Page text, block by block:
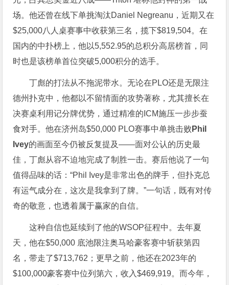
场。他还曾在线下单挑淘汰Daniel Negreanu，近期又在
$25,000八人桌赛事中收获第三名，揽下$819,504。在
国内的中扑榜上，他以5,552.95的总积分高居榜首，同
时也是该榜单首位突破5,000积分的选手。
丁彪的打法从不拖泥带水。无论在PLO还是无限注
德州扑克中，他都以不留情面的攻势著称，尤其擅长在
决赛桌利用记分牌优势，通过精准的ICM施压一步步蚕
食对手。他在济州岛$50,000 PLO赛事中单挑击败 Phil
Ivey的画面至今仍被反复提及——面对公认的历史最
佳，丁彪从容不迫地完成了制胜一击。赛后他说了一句
值得品味的话：“Phil Ivey是非常出色的牌手，但扑克总
有运气成分在，这次是我拿到了牌。”一句话，既有对传
奇的敬意，也透着属于赢家的自信。
这种自信也延续到了他的WSOP征程中。去年夏
天，他在$50,000 底池限注奥马哈豪客赛中斩获第四
名，带走了$713,762；更早之前，他还在2023年的
$100,000豪客赛中位列第六，收入$469,919。而今年，